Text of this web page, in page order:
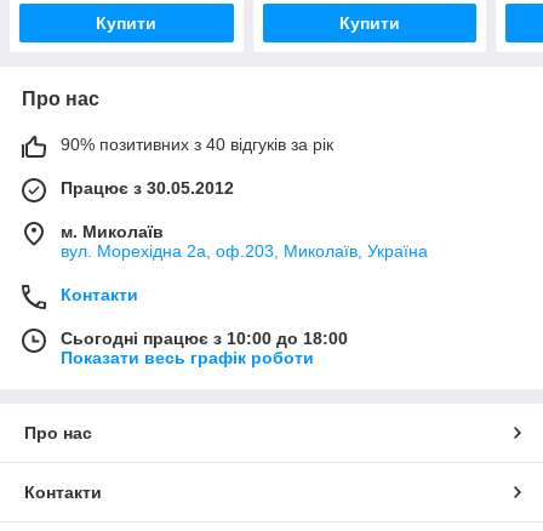
Купити Купити
Про нас
90% позитивних з 40 відгуків за рік
Працює з 30.05.2012
м. Миколаїв
вул. Морехідна 2а, оф.203, Миколаїв, Україна
Контакти
Сьогодні працює з 10:00 до 18:00
Показати весь графік роботи
Про нас
Контакти